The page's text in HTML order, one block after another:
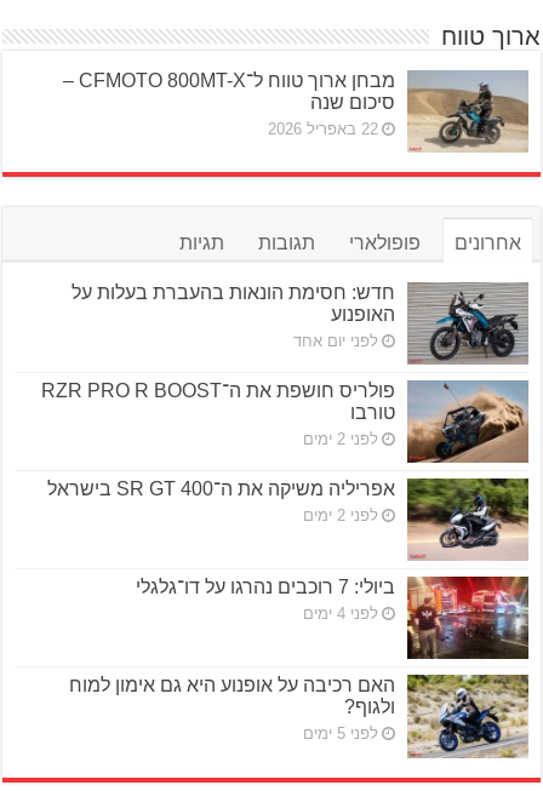
ארוך טווח
מבחן ארוך טווח ל־CFMOTO 800MT-X –
סיכום שנה
22 באפריל 2026
אחרונים פופולארי תגובות תגיות
חדש: חסימת הונאות בהעברת בעלות על
האופנוע
לפני יום אחד
פולריס חושפת את ה־RZR PRO R BOOST
טורבו
לפני 2 ימים
אפריליה משיקה את ה־SR GT 400 בישראל
לפני 2 ימים
ביולי: 7 רוכבים נהרגו על דו־גלגלי
לפני 4 ימים
האם רכיבה על אופנוע היא גם אימון למוח
ולגוף?
לפני 5 ימים